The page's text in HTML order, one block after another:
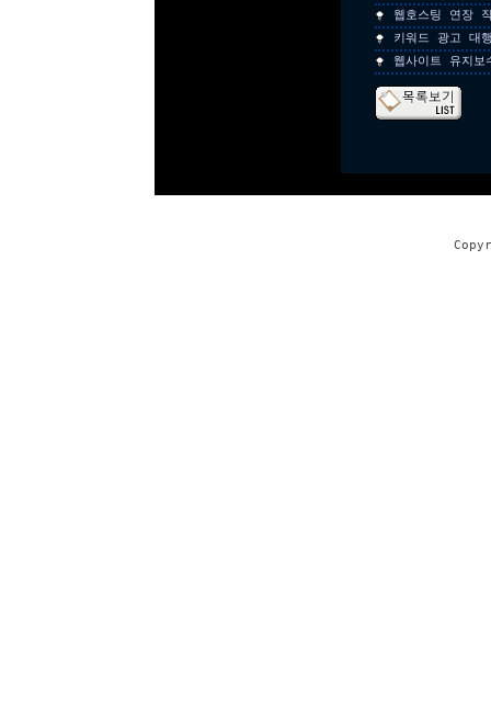
웹호스팅 연장
키워드 광고 대
웹사이트 유지보